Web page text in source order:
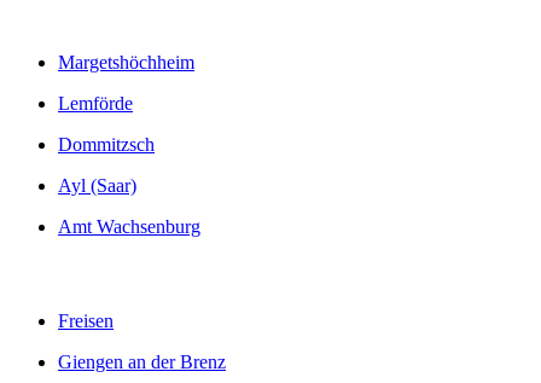
Margetshöchheim
Lemförde
Dommitzsch
Ayl (Saar)
Amt Wachsenburg
Freisen
Giengen an der Brenz